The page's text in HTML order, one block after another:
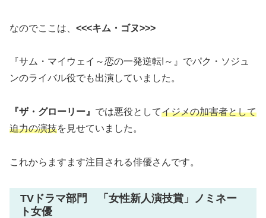
なのでここは、 <<<キム・ゴヌ>>>
『サム・マイウェイ～恋の一発逆転!～』でパク・ソジュ
ンのライバル役でも出演していました。
『ザ・グローリー』 では悪役としてイジメの加害者として
迫力の演技を見せていました。
これからますます注目される俳優さんです。
TVドラマ部門 「女性新人演技賞」ノミネー
ト女優